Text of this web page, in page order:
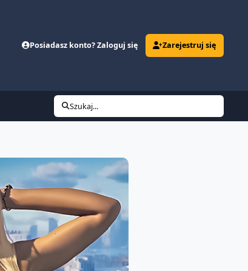
Posiadasz konto? Zaloguj się Zarejestruj się
Szukaj...